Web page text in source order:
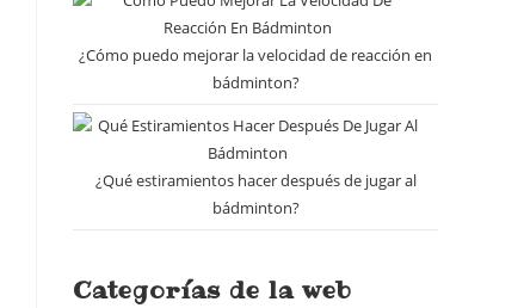
¿Cómo puedo mejorar la velocidad de reacción en
bádminton?
¿Qué estiramientos hacer después de jugar al
bádminton?
Categorías de la web